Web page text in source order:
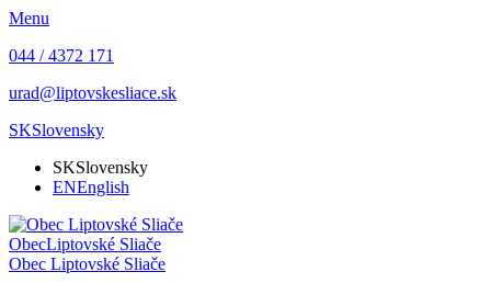
Menu
044 / 4372 171
urad@liptovskesliace.sk
SKSlovensky
SKSlovensky
ENEnglish
ObecLiptovské Sliače
Obec Liptovské Sliače